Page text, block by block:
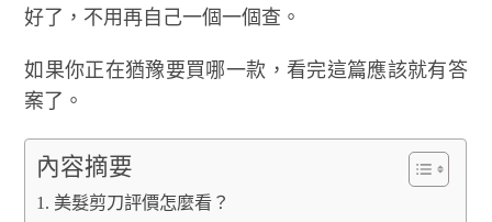
好了，不用再自己一個一個查。
如果你正在猶豫要買哪一款，看完這篇應該就有答
案了。
內容摘要
美髮剪刀評價怎麼看？